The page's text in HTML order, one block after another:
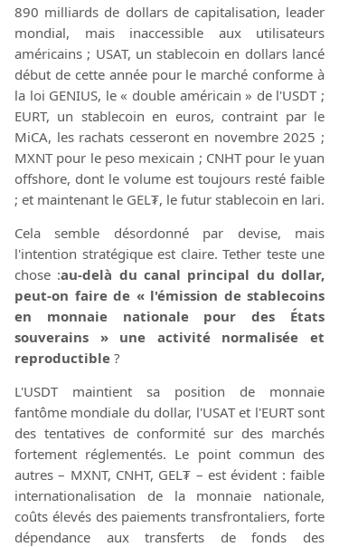
890 milliards de dollars de capitalisation, leader
mondial, mais inaccessible aux utilisateurs
américains ; USAT, un stablecoin en dollars lancé
début de cette année pour le marché conforme à
la loi GENIUS, le « double américain » de l'USDT ;
EURT, un stablecoin en euros, contraint par le
MiCA, les rachats cesseront en novembre 2025 ;
MXNT pour le peso mexicain ; CNHT pour le yuan
offshore, dont le volume est toujours resté faible
; et maintenant le GEL₮, le futur stablecoin en lari.
Cela semble désordonné par devise, mais
l'intention stratégique est claire. Tether teste une
chose :au-delà du canal principal du dollar,
peut-on faire de « l'émission de stablecoins
en monnaie nationale pour des États
souverains » une activité normalisée et
reproductible ?
L'USDT maintient sa position de monnaie
fantôme mondiale du dollar, l'USAT et l'EURT sont
des tentatives de conformité sur des marchés
fortement réglementés. Le point commun des
autres – MXNT, CNHT, GEL₮ – est évident : faible
internationalisation de la monnaie nationale,
coûts élevés des paiements transfrontaliers, forte
dépendance aux transferts de fonds des